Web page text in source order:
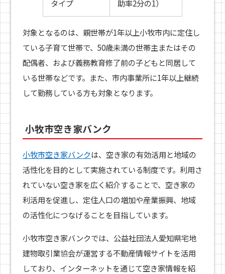
タイプ 助率2分の1）
対象となるのは、親世帯が1年以上小牧市内に定住し
ている子育て世帯で、50歳未満の世帯主またはその
配偶者、および義務教育修了前の子どもと同居して
いる世帯などです。また、市内事業所に1年以上継続
して勤務している方も対象となります。
小牧市空き家バンク
小牧市空き家バンクは、空き家の有効活用と地域の
活性化を目的として実施されている制度です。利用さ
れていない空き家を広く紹介することで、空き家の
利活用を促進し、定住人口の増加や産業振興、地域
の活性化につなげることを目指しています。
小牧市空き家バンクでは、公益社団法人愛知県宅地
建物取引業協会が運営する不動産情報サイトを活用
しており、インターネットを通じて空き家情報を紹